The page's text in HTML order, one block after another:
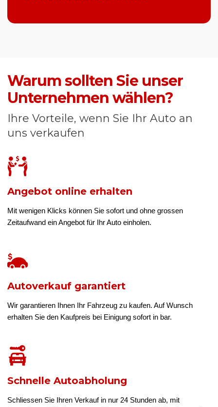
Warum sollten Sie unser
Unternehmen wählen?
Ihre Vorteile, wenn Sie Ihr Auto an
uns verkaufen
Angebot online erhalten
Mit wenigen Klicks können Sie sofort und ohne grossen
Zeitaufwand ein Angebot für Ihr Auto einholen.
Autoverkauf garantiert
Wir garantieren Ihnen Ihr Fahrzeug zu kaufen. Auf Wunsch
erhalten Sie den Kaufpreis bei Einigung sofort in bar.
Schnelle Autoabholung
Schliessen Sie Ihren Verkauf in nur 24 Stunden ab, mit